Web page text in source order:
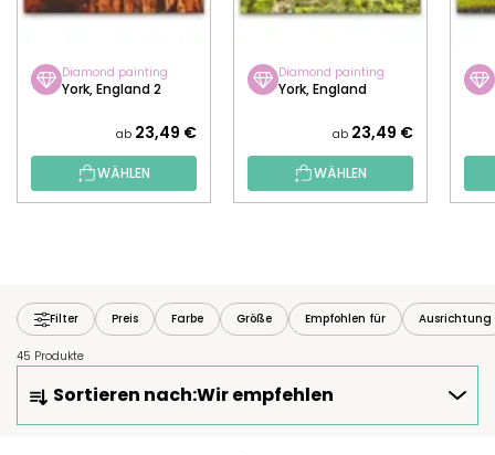
Diamond painting
York, England 2
ab 23,49 €
WÄHLEN
Diamond painting
York, England
ab 23,49 €
WÄHLEN
Filter Preis Farbe Größe Empfohlen für Ausrichtung
45 Produkte
O
Sortieren nach:Wir empfehlen